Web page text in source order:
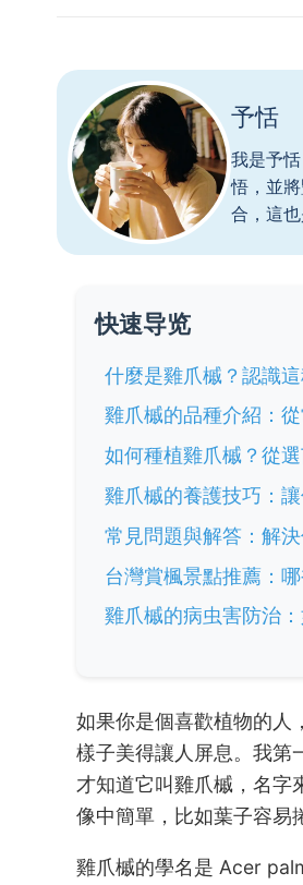
予恬
我是予
悟，並
合，這也
快速导览
什麼是雞爪槭？認識
雞爪槭的品種介紹：
如何種植雞爪槭？從
雞爪槭的養護技巧：
常見問題與解答：解
台灣賞楓景點推薦：
雞爪槭的病虫害防治
如果你是個喜歡植物的人
樣子美得讓人屏息。我第
才知道它叫雞爪槭，名字
像中簡單，比如葉子容易
雞爪槭的學名是 Acer